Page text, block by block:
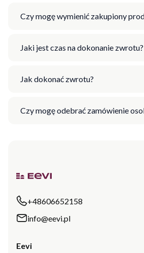
Czy mogę wymienić zakupiony
Jaki jest czas na dokonanie zwrotu?
Jak dokonać zwrotu?
Czy mogę odebrać zamówienie
+48606652158
info@eevi.pl
Eevi